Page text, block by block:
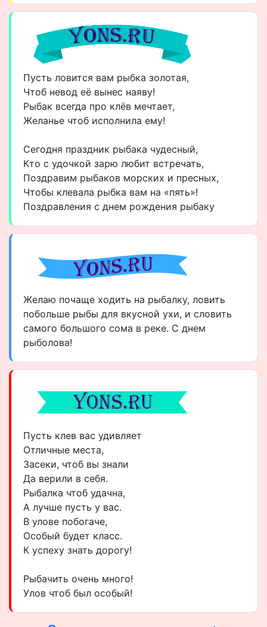
Пусть ловится вам рыбка золотая,
Чтоб невод её вынес наяву!
Рыбак всегда про клёв мечтает,
Желанье чтоб исполнила ему!
Сегодня праздник рыбака чудесный,
Кто с удочкой зарю любит встречать,
Поздравим рыбаков морских и пресных,
Чтобы клевала рыбка вам на «пять»!
Поздравления с днем рождения рыбаку
Желаю почаще ходить на рыбалку, ловить
побольше рыбы для вкусной ухи, и словить
самого большого сома в реке. С днем
рыболова!
Пусть клев вас удивляет
Отличные места,
Засеки, чтоб вы знали
Да верили в себя.
Рыбалка чтоб удачна,
А лучше пусть у вас.
В улове побогаче,
Особый будет класс.
К успеху знать дорогу!
Рыбачить очень много!
Улов чтоб был особый!